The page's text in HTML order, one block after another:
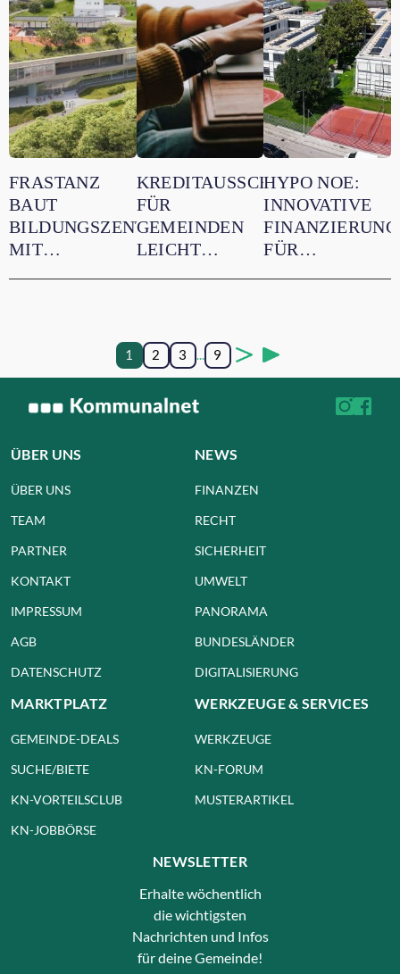
FRASTANZ
BAUT
BILDUNGSZENTRUM
MIT
KREDITAUSSCHREIBUNG
FÜR
GEMEINDEN
LEICHT
HYPO NOE:
INNOVATIVE
FINANZIERUNG
FÜR
SCHWECHAT
1 2 3 ... 9
ÜBER UNS
ÜBER UNS
TEAM
PARTNER
KONTAKT
IMPRESSUM
AGB
DATENSCHUTZ
NEWS
FINANZEN
RECHT
SICHERHEIT
UMWELT
PANORAMA
BUNDESLÄNDER
DIGITALISIERUNG
MARKTPLATZ
GEMEINDE-DEALS
SUCHE/BIETE
KN-VORTEILSCLUB
KN-JOBBÖRSE
WERKZEUGE & SERVICES
WERKZEUGE
KN-FORUM
MUSTERARTIKEL
NEWSLETTER
Erhalte wöchentlich
die wichtigsten
Nachrichten und Infos
für deine Gemeinde!